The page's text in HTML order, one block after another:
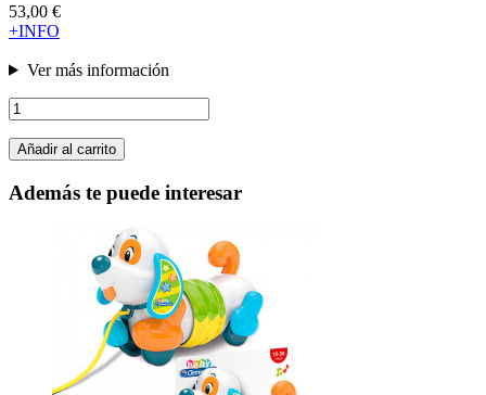
53,00 €
+INFO
Ver más información
Añadir al carrito
Además te puede interesar